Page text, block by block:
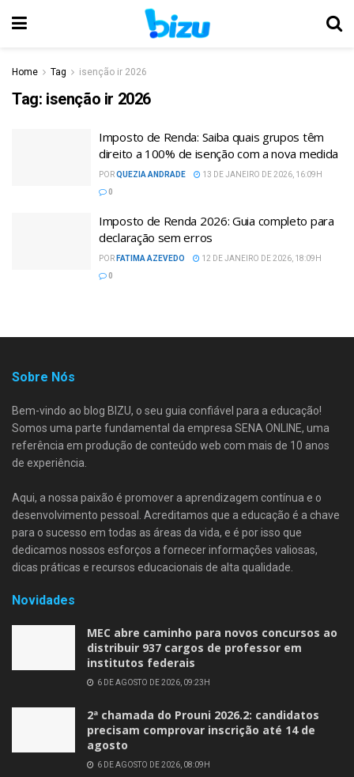
Home Tag isenção ir 2026
Tag: isenção ir 2026
Imposto de Renda: Saiba quais grupos têm
direito a 100% de isenção com a nova medida
PORQUEZIA ANDRADE
13 DE JANEIRO DE 2026, 16:09H
0
Imposto de Renda 2026: Guia completo para
declaração sem erros
POR FATIMA AZEVEDO
12 DE JANEIRO DE 2026, 18:09H
0
Sobre Nós
Bem-vindo ao blog BIZU, o seu guia confiável para a educação!
Somos uma parte fundamental da empresa SENA ONLINE, uma
referência em produção de conteúdo web com mais de 10 anos
de experiência.
Aqui, a nossa paixão é promover a aprendizagem contínua e o
desenvolvimento pessoal. Acreditamos que a educação é a chave
para o sucesso em todas as áreas da vida, e é por isso que
dedicamos nossos esforços a fornecer informações valiosas,
dicas práticas e recursos educacionais de alta qualidade.
Novidades
MEC abre caminho para novos concursos ao
distribuir 937 cargos de professor em
institutos federais
6 DE AGOSTO DE 2026, 09:23H
2ª chamada do Prouni 2026.2: candidatos
precisam comprovar inscrição até 14 de
agosto
6 DE AGOSTO DE 2026, 08:09H